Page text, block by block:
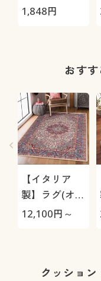
1,848円
おす
【イタリア
製】ラグ(オリ
エンテ キルマ
12,100円～
クッショ